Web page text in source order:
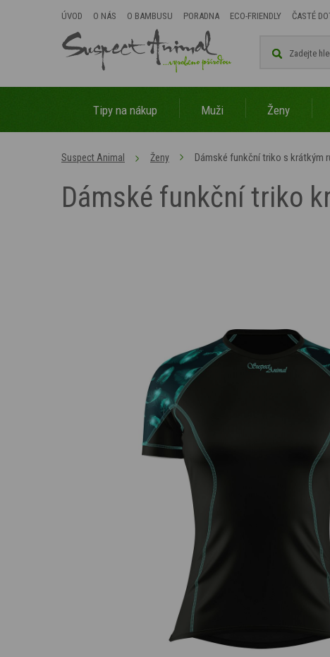
ÚVOD O NÁS O BAMBUSU PORADNA ECO-FRIENDLY ČASTÉ
Tipy na nákup Muži Ženy
Suspect Animal Ženy Dámské funkční triko s krátkým
Dámské funkční triko